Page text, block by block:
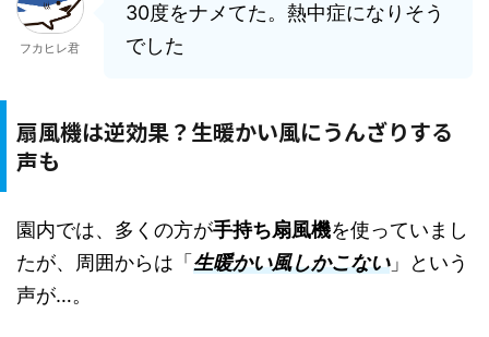
フカヒレ君
30度をナメてた。熱中症になりそう
でした
扇風機は逆効果？生暖かい風にうんざりする
声も
園内では、多くの方が手持ち扇風機を使っていまし
たが、周囲からは「 生暖かい風しかこない」という
声が…。